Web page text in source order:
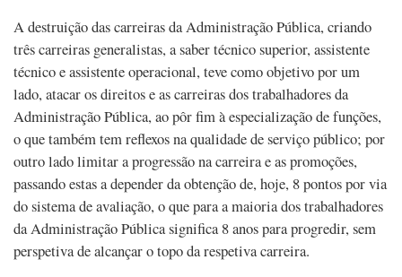
A destruição das carreiras da Administração Pública, criando
três carreiras generalistas, a saber técnico superior, assistente
técnico e assistente operacional, teve como objetivo por um
lado, atacar os direitos e as carreiras dos trabalhadores da
Administração Pública, ao pôr fim à especialização de funções,
o que também tem reflexos na qualidade de serviço público; por
outro lado limitar a progressão na carreira e as promoções,
passando estas a depender da obtenção de, hoje, 8 pontos por via
do sistema de avaliação, o que para a maioria dos trabalhadores
da Administração Pública significa 8 anos para progredir, sem
perspetiva de alcançar o topo da respetiva carreira.